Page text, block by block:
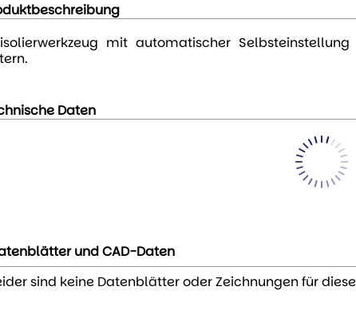
mit automatischer
Daten
und CAD-Daten
sind keine Datenblätter oder Zeichnungen für